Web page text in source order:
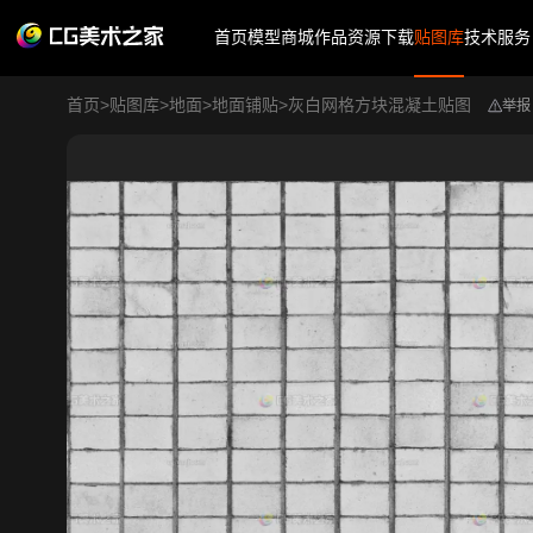
首页模型商城作品资源下载贴图库技术服务
首页>贴图库>地面>地面铺贴>灰白网格方块混凝土贴图 举报